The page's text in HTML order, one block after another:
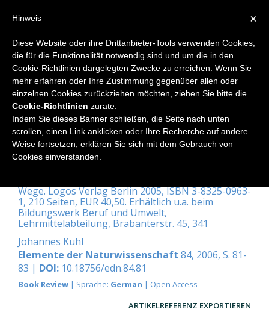
Home
Beugung im Konzept optischer
Wege - eine wertvolle Anregung
für den Physikunterricht
Wege. Logos Verlag Berlin 2005, ISBN 3-8325-0963-
1, 210 Seiten, EUR 40,50. Erhältlich u.a. beim
Bildungswerk Beruf und Umwelt,
Lehrmittelabteilung, Brabanterstr. 45, 341
Johannes Kühl
Elemente der Naturwissenschaft 84, 2006, S. 81-
83 | DOI: 10.18756/edn.84.81
Book Review | Sprache: German | Open Access
ARTIKELREFERENZ EXPORTIEREN
×
Hinweis
Diese Website oder ihre Drittanbieter-Tools verwenden Cookies,
die für die Funktionalität notwendig sind und um die in den
Cookie-Richtlinien dargelegten Zwecke zu erreichen. Wenn Sie
mehr erfahren oder Ihre Zustimmung gegenüber allen oder
einzelnen Cookies zurückziehen möchten, ziehen Sie bitte die
Cookie-Richtlinien zurate.
Indem Sie dieses Banner schließen, die Seite nach unten
scrollen, einen Link anklicken oder Ihre Recherche auf andere
Weise fortsetzen, erklären Sie sich mit dem Gebrauch von
Cookies einverstanden.